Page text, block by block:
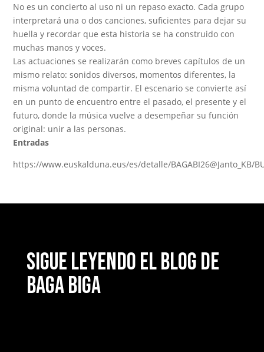
No es un concierto al uso ni un repaso exacto. Cada grupo
interpretará una o dos canciones, suficientes para dejar su
huella y recordar que esta historia se ha construido con
muchas manos y voces.
Las actuaciones se realizarán como breves capítulos de un
mismo relato: sonidos diversos, momentos diferentes, la
misma voluntad de compartir. El escenario se convierte así
en un punto de encuentro entre el pasado, el presente y el
futuro, donde la música vuelve a desempeñar su función
original: unir a las personas.
Entradas
https://www.euskalduna.eus/es/detalle/BAGABI26@Janto_KB/
Sigue leyendo el blog de
Baga Biga